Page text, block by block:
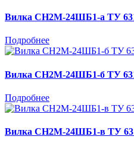
Вилка СН2М-24ШБ1-а ТУ
Подробнее
Вилка СН2М-24ШБ1-б ТУ
Подробнее
Вилка СН2М-24ШБ1-в ТУ